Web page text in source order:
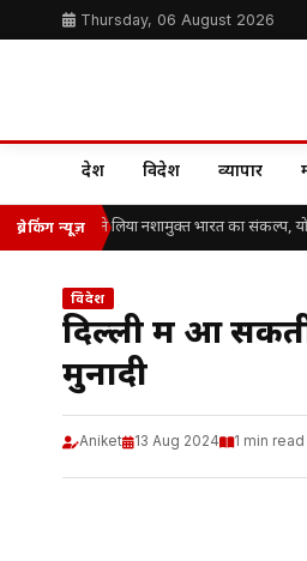
Thursday, 06 August 2026
देश विदेश व्यापार
ब्रेकिंग न्यूज़
विद्यार्थियों ने लिया नशामुक्त भारत का संकल्प,
विदेश
दिल्ली में आ
मुनादी
Aniket 13 Aug 2024 1 min read